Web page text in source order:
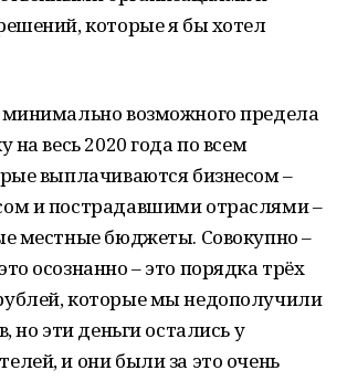
которые я бы хотел
возможного предела
на весь 2020 года по всем
выплачиваются бизнесом –
и пострадавшими отраслями –
местные бюджеты. Совокупно –
осознанно – это порядка трёх
которые мы недополучили
но эти деньги остались у
и они были за это очень